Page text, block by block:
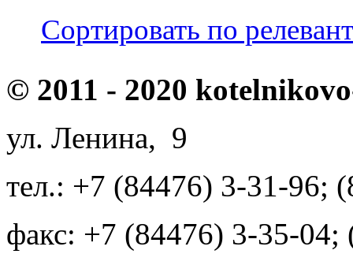
Сортировать по
© 2011 - 2020
ул. Ленина, 9
тел.: +7 (84476) 3-31-96;
факс: +7 (84476) 3-35-04;